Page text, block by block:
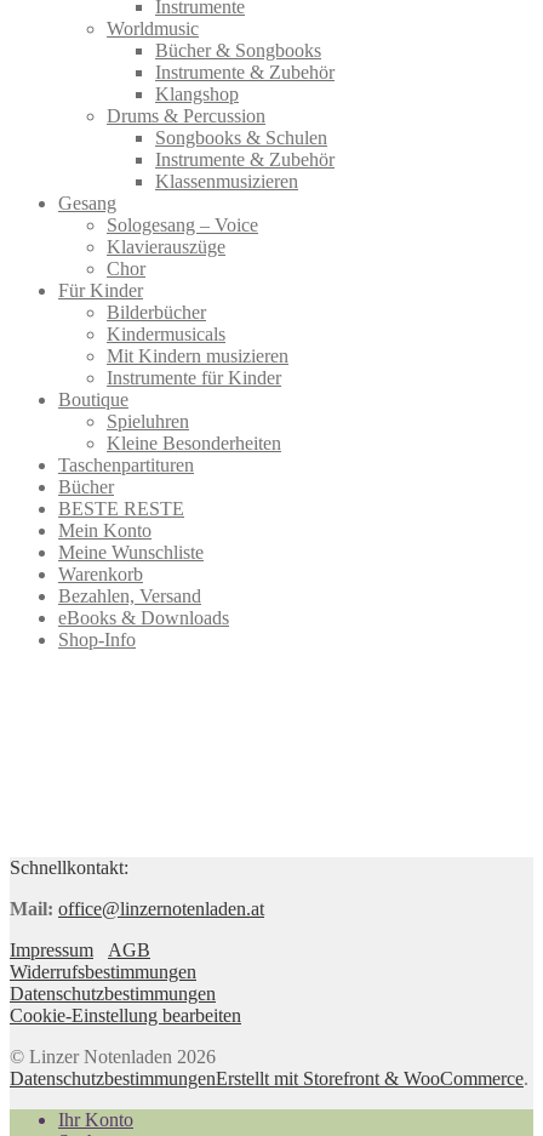
Instrumente
Worldmusic
Bücher & Songbooks
Instrumente & Zubehör
Klangshop
Drums & Percussion
Songbooks & Schulen
Instrumente & Zubehör
Klassenmusizieren
Gesang
Sologesang – Voice
Klavierauszüge
Chor
Für Kinder
Bilderbücher
Kindermusicals
Mit Kindern musizieren
Instrumente für Kinder
Boutique
Spieluhren
Kleine Besonderheiten
Taschenpartituren
Bücher
BESTE RESTE
Mein Konto
Meine Wunschliste
Warenkorb
Bezahlen, Versand
eBooks & Downloads
Shop-Info
Schnellkontakt:
Mail: office@linzernotenladen.at
Impressum
AGB
Widerrufsbestimmungen
Datenschutzbestimmungen
Cookie-Einstellung bearbeiten
© Linzer Notenladen 2026
DatenschutzbestimmungenErstellt mit Storefront & WooCommerce.
Ihr Konto